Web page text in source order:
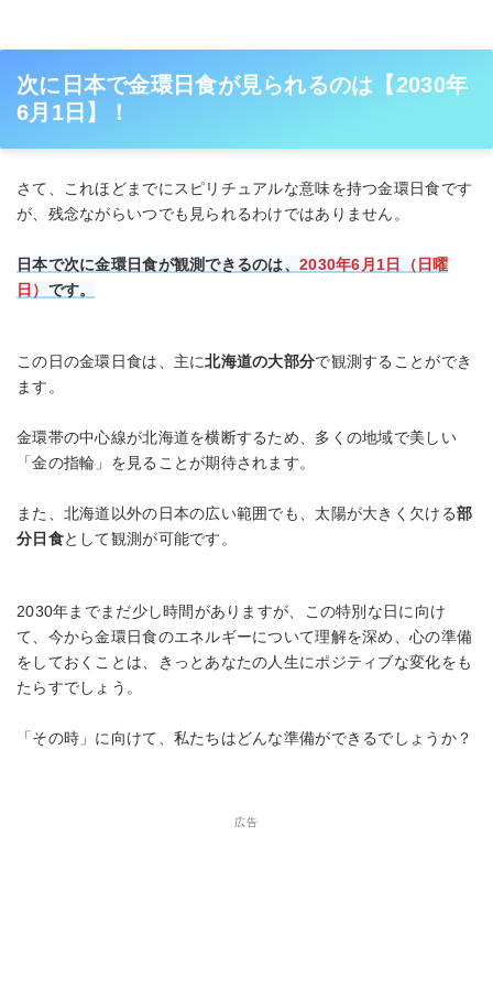
次に日本で金環日食が見られるのは【2030年
6月1日】！
さて、これほどまでにスピリチュアルな意味を持つ金環日食です
が、残念ながらいつでも見られるわけではありません。
日本で次に金環日食が観測できるのは、2030年6月1日（日曜
日） です。
この日の金環日食は、主に北海道の大部分で観測することができ
ます。
金環帯の中心線が北海道を横断するため、多くの地域で美しい
「金の指輪」を見ることが期待されます。
また、北海道以外の日本の広い範囲でも、太陽が大きく欠ける部
分日食として観測が可能です。
2030年までまだ少し時間がありますが、この特別な日に向け
て、今から金環日食のエネルギーについて理解を深め、心の準備
をしておくことは、きっとあなたの人生にポジティブな変化をも
たらすでしょう。
「その時」に向けて、私たちはどんな準備ができるでしょうか？
広告